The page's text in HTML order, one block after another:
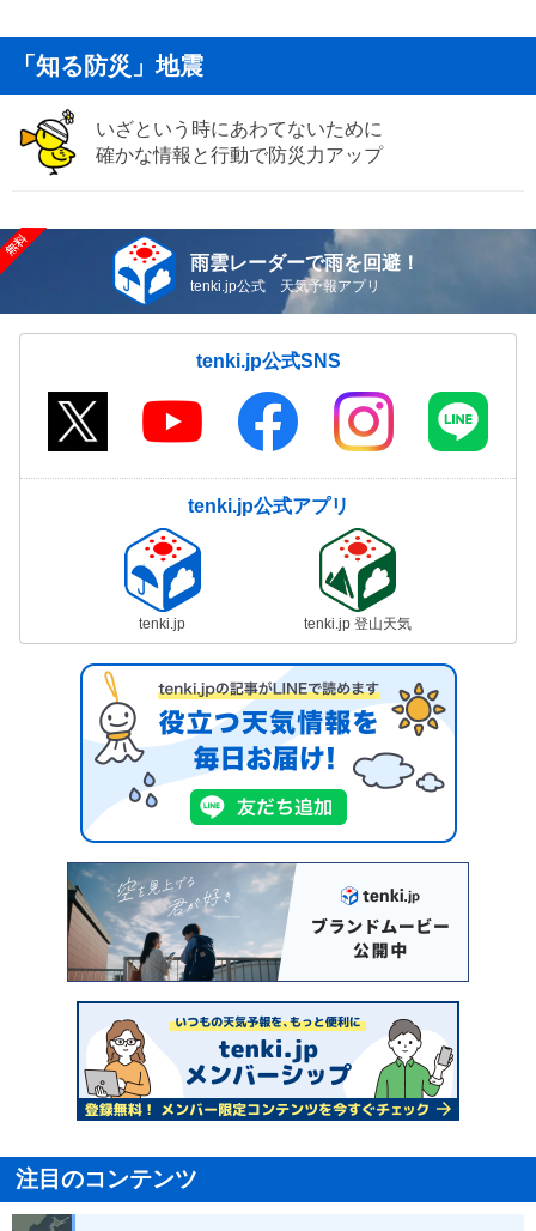
「知る防災」地震
いざという時にあわてないために
確かな情報と行動で防災力アップ
雨雲レーダーで雨を回避！
tenki.jp公式 天気予報アプリ
tenki.jp公式SNS
tenki.jp公式アプリ
tenki.jp tenki.jp 登山天気
注目のコンテンツ